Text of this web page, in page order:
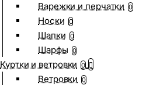
Варежки и перчатки 0
Носки 0
Шапки 0
Шарфы 0
Куртки и ветровки 0
Ветровки 0